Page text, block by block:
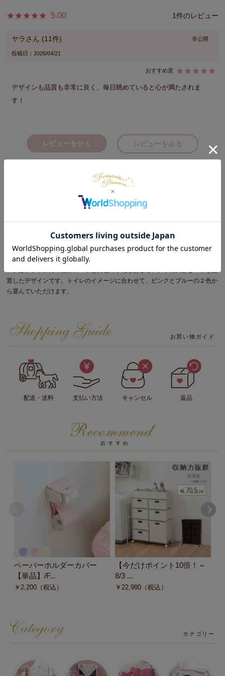
5.00 1
ヤラ 11 非公開
投稿日 2026/04/21
デザインも品質も非常に良く、毎日眺めていると心が満たされま
す！
レビューをかく レビューをみる
繊細なバラ柄のモチーフ刺繍が上品なトイレットペーパーホルダーカバー。
白地のバラ柄ジャガード生地の周囲にローズを上品にあしらいました。「ピン
ク」はフラップに大きなバラをあしらい、リボンを絡めたデザイン。「ブル
置したデザインです。トイレのイメージに合わせて、ピンクとブルーの２色か
ら選んでいただけます。
お買い物ガイド
配送・送料 支払い方法 キャンセル 返品
ペーパーホルダーカバー
【単品】/F...
￥2,200 （税込）
【今だけポイント10倍！～
8/3 ...
￥22,980 （税込）
カテゴリー